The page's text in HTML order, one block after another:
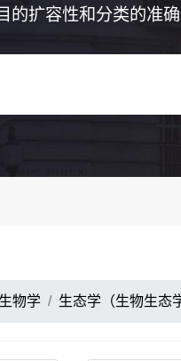
扩容性和分类的准确
物学 生态学（生物生态